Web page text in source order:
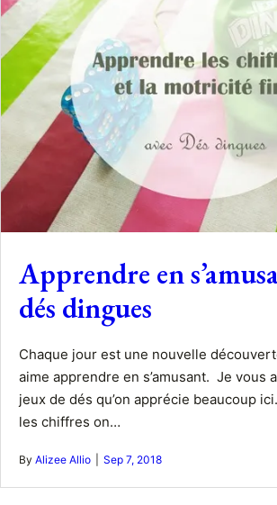
Apprendre en
dés dingues
Chaque jour est une nouvelle
aime apprendre en s’amusant. Je vous
jeux de dés qu’on apprécie beaucoup
les chiffres on…
By Alizee Allio Sep 7, 2018